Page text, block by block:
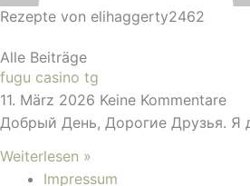
Rezepte von elihaggerty2462
Alle Beiträge
fugu casino tg
11. März 2026 Keine Kommentare
Добрый День, Дорогие Друзья. Я
Weiterlesen »
Impressum